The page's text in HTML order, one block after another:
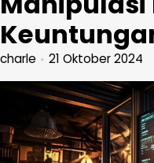
charle 21 Oktober 2024